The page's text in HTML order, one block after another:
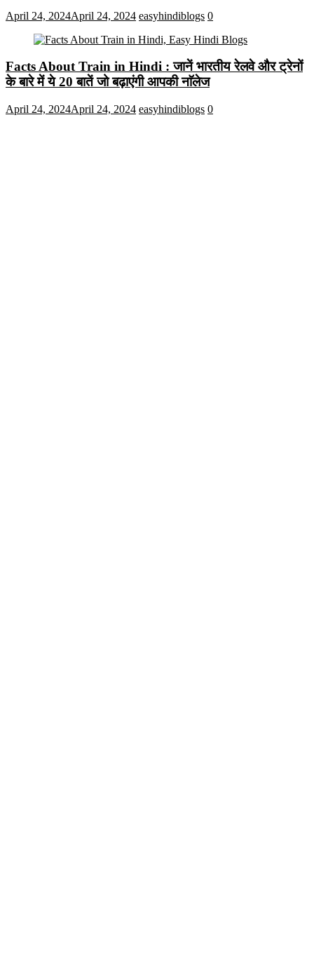
April 24, 2024April 24, 2024 easyhindiblogs 0
Facts About Train in Hindi : जानें भारतीय रेलवे और ट्रेनों
के बारे में ये 20 बातें जो बढ़ाएंगी आपकी नाॅलेज
April 24, 2024April 24, 2024 easyhindiblogs 0